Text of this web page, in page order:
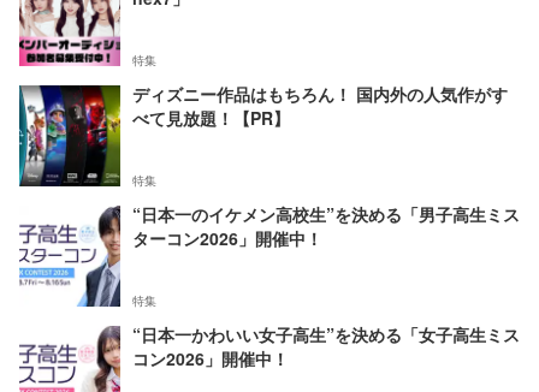
特集
ディズニー作品はもちろん！ 国内外の人気作がす
べて見放題！【PR】
特集
“日本一のイケメン高校生”を決める「男子高生ミス
ターコン2026」開催中！
特集
“日本一かわいい女子高生”を決める「女子高生ミス
コン2026」開催中！